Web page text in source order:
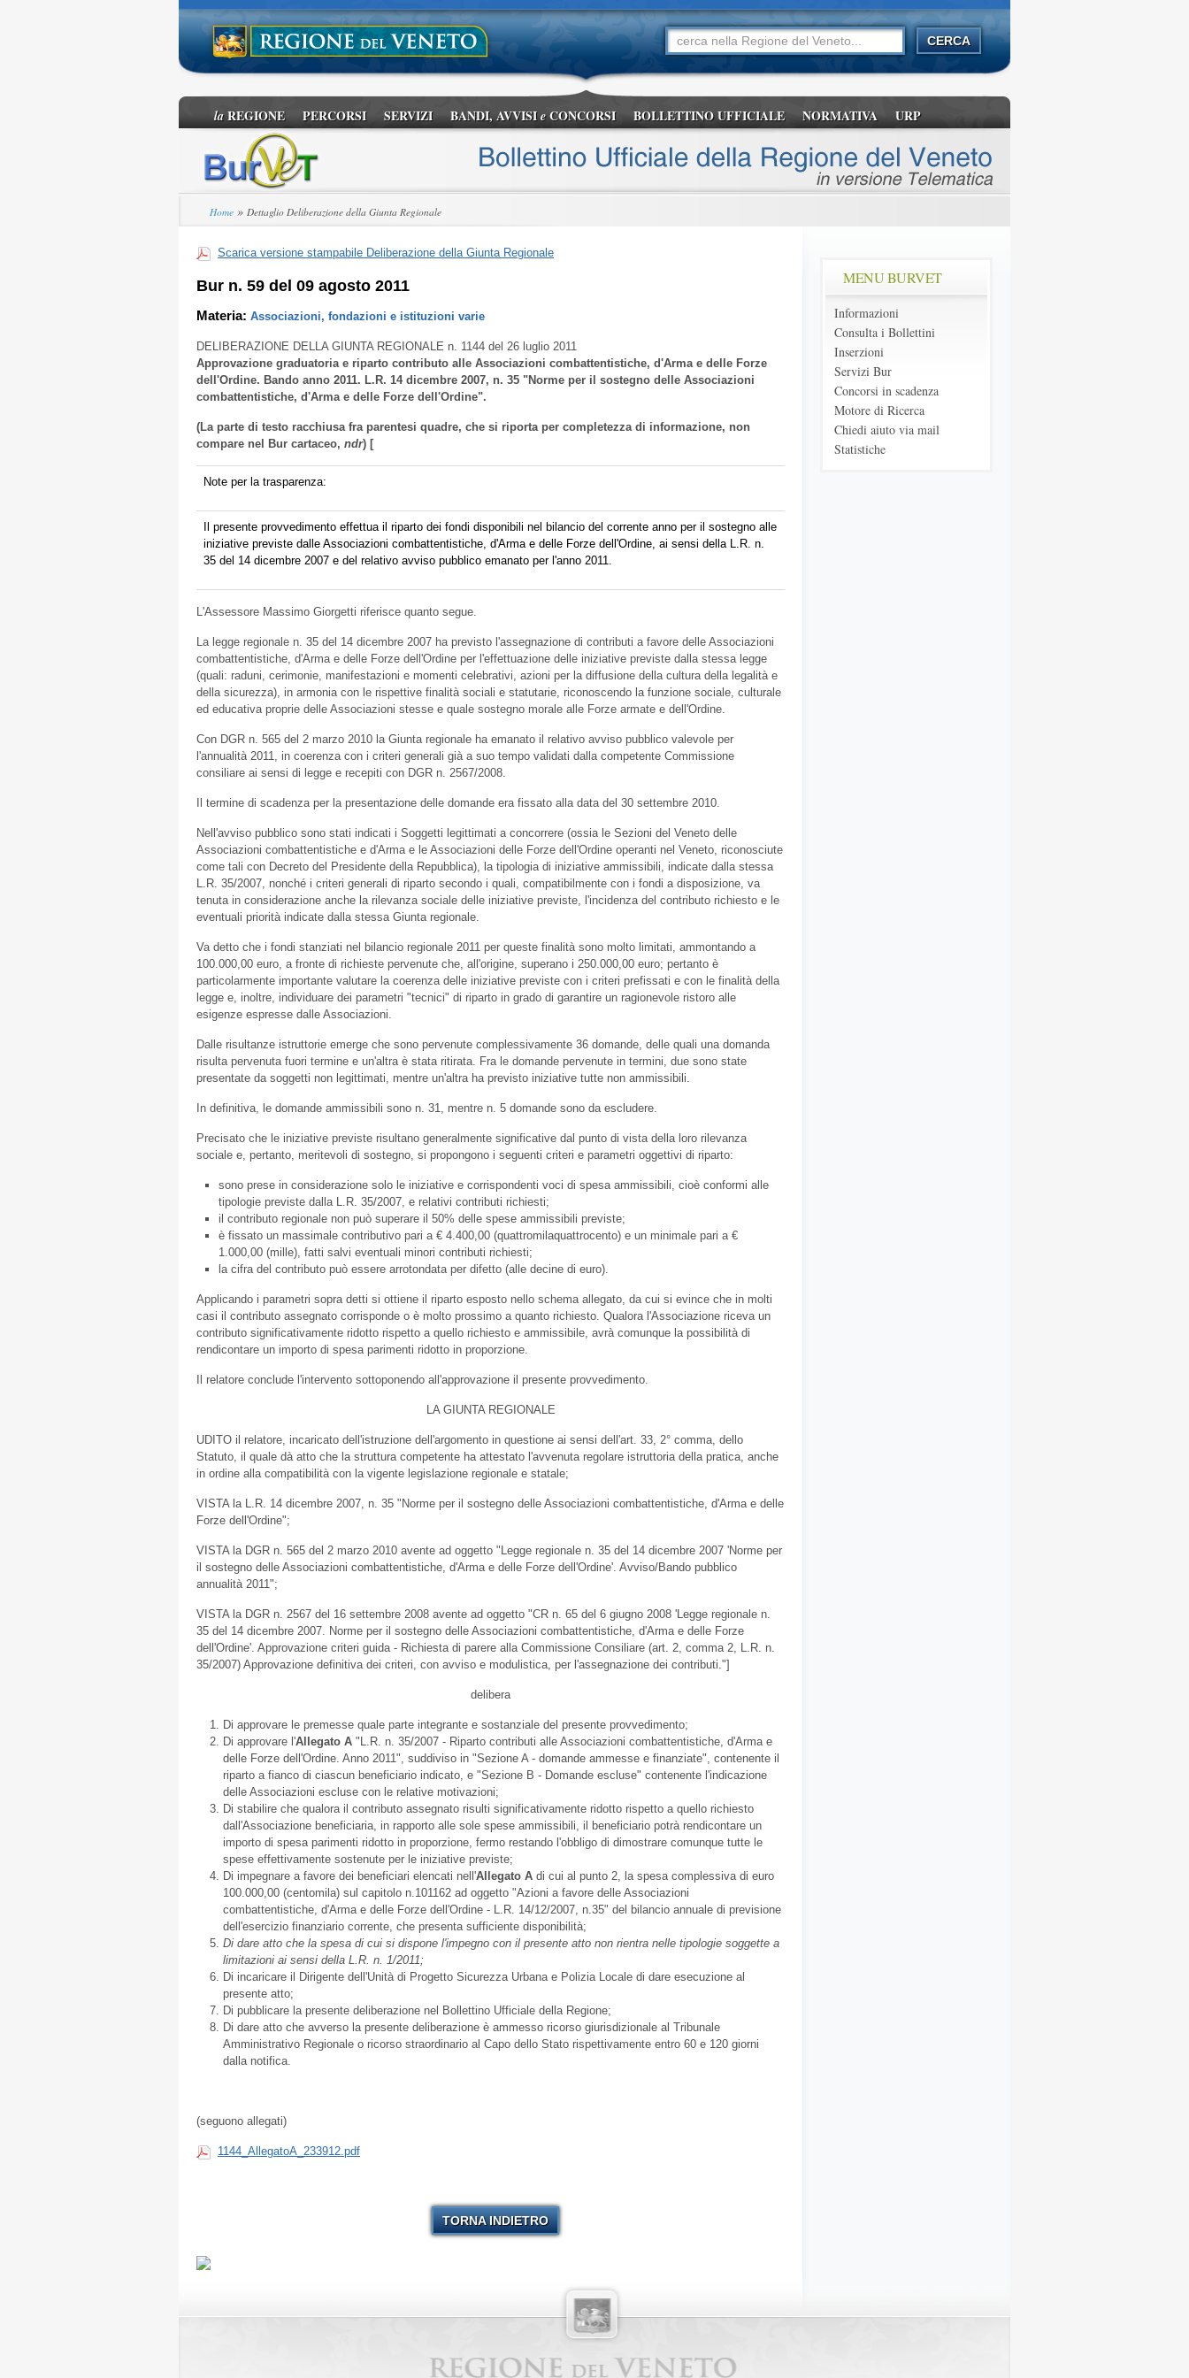
laREGIONE PERCORSI SERVIZI BANDI, AVVISIeCONCORSI BOLLETTINO UFFICIALE NORMATIVA URP
Home » Dettaglio Deliberazione della Giunta Regionale
Scarica versione stampabile Deliberazione della Giunta Regionale
Bur n. 59 del 09 agosto 2011
Materia: Associazioni, fondazioni e istituzioni varie
DELIBERAZIONE DELLA GIUNTA REGIONALE n. 1144 del 26 luglio 2011
Approvazione graduatoria e riparto contributo alle Associazioni combattentistiche, d'Arma e delle Forze
dell'Ordine. Bando anno 2011. L.R. 14 dicembre 2007, n. 35 "Norme per il sostegno delle Associazioni
combattentistiche, d'Arma e delle Forze dell'Ordine".
(La parte di testo racchiusa fra parentesi quadre, che si riporta per completezza di informazione, non
compare nel Bur cartaceo, ndr) [
Note per la trasparenza:
Il presente provvedimento effettua il riparto dei fondi disponibili nel bilancio del corrente anno per il sostegno alle
iniziative previste dalle Associazioni combattentistiche, d'Arma e delle Forze dell'Ordine, ai sensi della L.R. n.
35 del 14 dicembre 2007 e del relativo avviso pubblico emanato per l'anno 2011.
L'Assessore Massimo Giorgetti riferisce quanto segue.
La legge regionale n. 35 del 14 dicembre 2007 ha previsto l'assegnazione di contributi a favore delle Associazioni
combattentistiche, d'Arma e delle Forze dell'Ordine per l'effettuazione delle iniziative previste dalla stessa legge
(quali: raduni, cerimonie, manifestazioni e momenti celebrativi, azioni per la diffusione della cultura della legalità e
della sicurezza), in armonia con le rispettive finalità sociali e statutarie, riconoscendo la funzione sociale, culturale
ed educativa proprie delle Associazioni stesse e quale sostegno morale alle Forze armate e dell'Ordine.
Con DGR n. 565 del 2 marzo 2010 la Giunta regionale ha emanato il relativo avviso pubblico valevole per
l'annualità 2011, in coerenza con i criteri generali già a suo tempo validati dalla competente Commissione
consiliare ai sensi di legge e recepiti con DGR n. 2567/2008.
Il termine di scadenza per la presentazione delle domande era fissato alla data del 30 settembre 2010.
Nell'avviso pubblico sono stati indicati i Soggetti legittimati a concorrere (ossia le Sezioni del Veneto delle
Associazioni combattentistiche e d'Arma e le Associazioni delle Forze dell'Ordine operanti nel Veneto, riconosciute
come tali con Decreto del Presidente della Repubblica), la tipologia di iniziative ammissibili, indicate dalla stessa
L.R. 35/2007, nonché i criteri generali di riparto secondo i quali, compatibilmente con i fondi a disposizione, va
tenuta in considerazione anche la rilevanza sociale delle iniziative previste, l'incidenza del contributo richiesto e le
eventuali priorità indicate dalla stessa Giunta regionale.
Va detto che i fondi stanziati nel bilancio regionale 2011 per queste finalità sono molto limitati, ammontando a
100.000,00 euro, a fronte di richieste pervenute che, all'origine, superano i 250.000,00 euro; pertanto è
particolarmente importante valutare la coerenza delle iniziative previste con i criteri prefissati e con le finalità della
legge e, inoltre, individuare dei parametri "tecnici" di riparto in grado di garantire un ragionevole ristoro alle
esigenze espresse dalle Associazioni.
Dalle risultanze istruttorie emerge che sono pervenute complessivamente 36 domande, delle quali una domanda
risulta pervenuta fuori termine e un'altra è stata ritirata. Fra le domande pervenute in termini, due sono state
presentate da soggetti non legittimati, mentre un'altra ha previsto iniziative tutte non ammissibili.
In definitiva, le domande ammissibili sono n. 31, mentre n. 5 domande sono da escludere.
Precisato che le iniziative previste risultano generalmente significative dal punto di vista della loro rilevanza
sociale e, pertanto, meritevoli di sostegno, si propongono i seguenti criteri e parametri oggettivi di riparto:
sono prese in considerazione solo le iniziative e corrispondenti voci di spesa ammissibili, cioè conformi alle
tipologie previste dalla L.R. 35/2007, e relativi contributi richiesti;
il contributo regionale non può superare il 50% delle spese ammissibili previste;
è fissato un massimale contributivo pari a € 4.400,00 (quattromilaquattrocento) e un minimale pari a €
1.000,00 (mille), fatti salvi eventuali minori contributi richiesti;
la cifra del contributo può essere arrotondata per difetto (alle decine di euro).
Applicando i parametri sopra detti si ottiene il riparto esposto nello schema allegato, da cui si evince che in molti
casi il contributo assegnato corrisponde o è molto prossimo a quanto richiesto. Qualora l'Associazione riceva un
contributo significativamente ridotto rispetto a quello richiesto e ammissibile, avrà comunque la possibilità di
rendicontare un importo di spesa parimenti ridotto in proporzione.
Il relatore conclude l'intervento sottoponendo all'approvazione il presente provvedimento.
LA GIUNTA REGIONALE
UDITO il relatore, incaricato dell'istruzione dell'argomento in questione ai sensi dell'art. 33, 2° comma, dello
Statuto, il quale dà atto che la struttura competente ha attestato l'avvenuta regolare istruttoria della pratica, anche
in ordine alla compatibilità con la vigente legislazione regionale e statale;
VISTA la L.R. 14 dicembre 2007, n. 35 "Norme per il sostegno delle Associazioni combattentistiche, d'Arma e delle
Forze dell'Ordine";
VISTA la DGR n. 565 del 2 marzo 2010 avente ad oggetto "Legge regionale n. 35 del 14 dicembre 2007 'Norme per
il sostegno delle Associazioni combattentistiche, d'Arma e delle Forze dell'Ordine'. Avviso/Bando pubblico
annualità 2011";
VISTA la DGR n. 2567 del 16 settembre 2008 avente ad oggetto "CR n. 65 del 6 giugno 2008 'Legge regionale n.
35 del 14 dicembre 2007. Norme per il sostegno delle Associazioni combattentistiche, d'Arma e delle Forze
dell'Ordine'. Approvazione criteri guida - Richiesta di parere alla Commissione Consiliare (art. 2, comma 2, L.R. n.
35/2007) Approvazione definitiva dei criteri, con avviso e modulistica, per l'assegnazione dei contributi."]
delibera
Di approvare le premesse quale parte integrante e sostanziale del presente provvedimento;
Di approvare l'Allegato A "L.R. n. 35/2007 - Riparto contributi alle Associazioni combattentistiche, d'Arma e
delle Forze dell'Ordine. Anno 2011", suddiviso in "Sezione A - domande ammesse e finanziate", contenente il
riparto a fianco di ciascun beneficiario indicato, e "Sezione B - Domande escluse" contenente l'indicazione
delle Associazioni escluse con le relative motivazioni;
Di stabilire che qualora il contributo assegnato risulti significativamente ridotto rispetto a quello richiesto
dall'Associazione beneficiaria, in rapporto alle sole spese ammissibili, il beneficiario potrà rendicontare un
importo di spesa parimenti ridotto in proporzione, fermo restando l'obbligo di dimostrare comunque tutte le
spese effettivamente sostenute per le iniziative previste;
Di impegnare a favore dei beneficiari elencati nell'Allegato A di cui al punto 2, la spesa complessiva di euro
100.000,00 (centomila) sul capitolo n.101162 ad oggetto "Azioni a favore delle Associazioni
combattentistiche, d'Arma e delle Forze dell'Ordine - L.R. 14/12/2007, n.35" del bilancio annuale di previsione
dell'esercizio finanziario corrente, che presenta sufficiente disponibilità;
Di dare atto che la spesa di cui si dispone l'impegno con il presente atto non rientra nelle tipologie soggette a
limitazioni ai sensi della L.R. n. 1/2011;
Di incaricare il Dirigente dell'Unità di Progetto Sicurezza Urbana e Polizia Locale di dare esecuzione al
presente atto;
Di pubblicare la presente deliberazione nel Bollettino Ufficiale della Regione;
Di dare atto che avverso la presente deliberazione è ammesso ricorso giurisdizionale al Tribunale
Amministrativo Regionale o ricorso straordinario al Capo dello Stato rispettivamente entro 60 e 120 giorni
dalla notifica.
(seguono allegati)
1144_AllegatoA_233912.pdf
TORNA INDIETRO
MENU BURVET
Informazioni
Consulta i Bollettini
Inserzioni
Servizi Bur
Concorsi in scadenza
Motore di Ricerca
Chiedi aiuto via mail
Statistiche